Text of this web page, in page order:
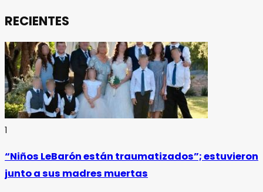
RECIENTES
1
“Niños LeBarón están traumatizados”; estuvieron
junto a sus madres muertas